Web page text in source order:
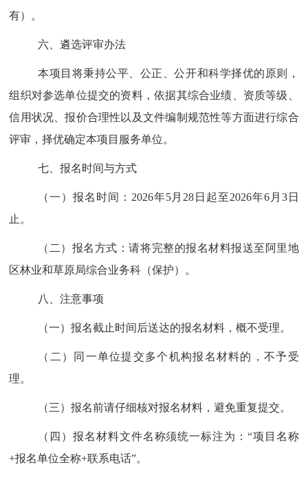
有）。
六、遴选评审办法
本项目将秉持公平、公正、公开和科学择优的原则，
组织对参选单位提交的资料，依据其综合业绩、资质等级、
信用状况、报价合理性以及文件编制规范性等方面进行综合
评审，择优确定本项目服务单位。
七、报名时间与方式
（一）报名时间： 2026年5月 28 日起至2026年6月 3日
止。
（二）报名方式：请将完整的报名材料报送至阿里地
区林业和草原局综合业务科（保护）。
八、注意事项
（一）报名截止时间后送达的报名材料，概不受理。
（二）同一单位提交多个机构报名材料的，不予受
理。
（三）报名前请仔细核对报名材料，避免重复提交。
（四）报名材料文件名称须统一标注为： “项目名称
+报名单位全称+联系电话”。